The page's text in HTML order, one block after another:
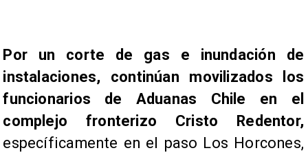
Por un corte de gas e inundación de
instalaciones, continúan movilizados los
funcionarios de Aduanas Chile en el
complejo fronterizo Cristo Redentor,
específicamente en el paso Los Horcones,